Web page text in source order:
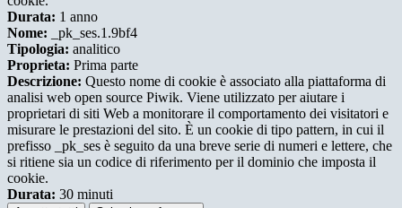
Durata: 1 anno
Nome: _pk_ses.1.9bf4
Tipologia: analitico
Proprieta: Prima parte
Descrizione: Questo nome di cookie è associato alla piattaforma di
analisi web open source Piwik. Viene utilizzato per aiutare i
proprietari di siti Web a monitorare il comportamento dei visitatori e
misurare le prestazioni del sito. È un cookie di tipo pattern, in cui il
prefisso _pk_ses è seguito da una breve serie di numeri e lettere, che
si ritiene sia un codice di riferimento per il dominio che imposta il
cookie.
Durata: 30 minuti